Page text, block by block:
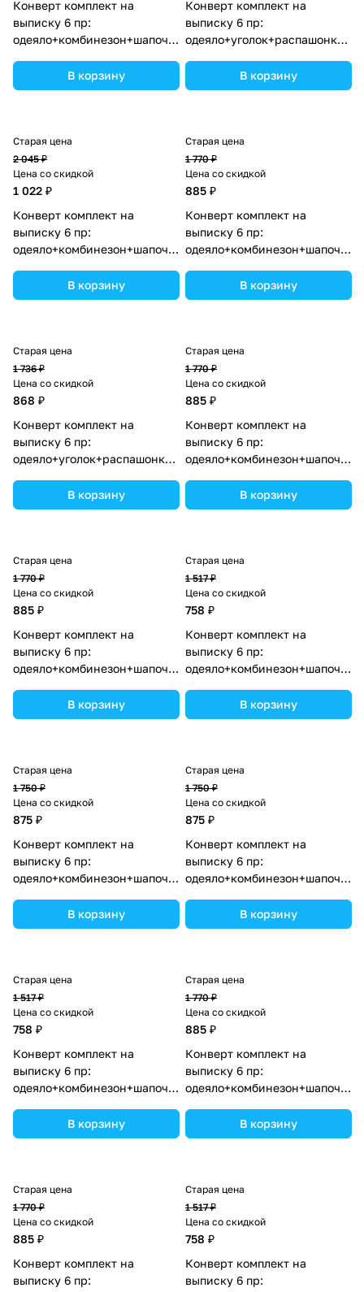
Конверт комплект на
выписку 6 пр:
одеяло+комбинезон+шапочка+чепчик+рукавички+бант
ассортименте.В корзину
Конверт комплект на
выписку 6 пр:
ассортименте.В корзину
Старая цена
2 045 ₽
Цена со скидкой
1 022 ₽
Конверт комплект на
выписку 6 пр:
одеяло+комбинезон+шапочка+чепчик+рукавички+бант
ассортименте.В корзину
Старая цена
1 770 ₽
Цена со скидкой
885 ₽
Конверт комплект на
выписку 6 пр:
ассортименте.В корзину
Старая цена
1 736 ₽
Цена со скидкой
868 ₽
Конверт комплект на
выписку 6 пр:
одеяло+уголок+распашонка+пеленка+чепчик+бант
ассортименте.В корзину
Старая цена
1 770 ₽
Цена со скидкой
885 ₽
Конверт комплект на
выписку 6 пр:
ассортименте.В корзину
Старая цена
1 770 ₽
Цена со скидкой
885 ₽
Конверт комплект на
выписку 6 пр:
одеяло+комбинезон+шапочка+чепчик+рукавички+бант
ассортименте.В корзину
Старая цена
1 517 ₽
Цена со скидкой
758 ₽
Конверт комплект на
выписку 6 пр:
ассортименте.В корзину
Старая цена
1 750 ₽
Цена со скидкой
875 ₽
Конверт комплект на
выписку 6 пр:
одеяло+комбинезон+шапочка+чепчик+рукавички+бант
ассортименте.В корзину
Старая цена
1 750 ₽
Цена со скидкой
875 ₽
Конверт комплект на
выписку 6 пр:
ассортименте.В корзину
Старая цена
1 517 ₽
Цена со скидкой
758 ₽
Конверт комплект на
выписку 6 пр:
одеяло+комбинезон+шапочка+чепчик+рукавички+бант
ассортименте.В корзину
Старая цена
1 770 ₽
Цена со скидкой
885 ₽
Конверт комплект на
выписку 6 пр:
ассортименте.В корзину
Старая цена
1 770 ₽
Цена со скидкой
885 ₽
Конверт комплект на
выписку 6 пр:
Старая цена
1 517 ₽
Цена со скидкой
758 ₽
Конверт комплект на
выписку 6 пр: